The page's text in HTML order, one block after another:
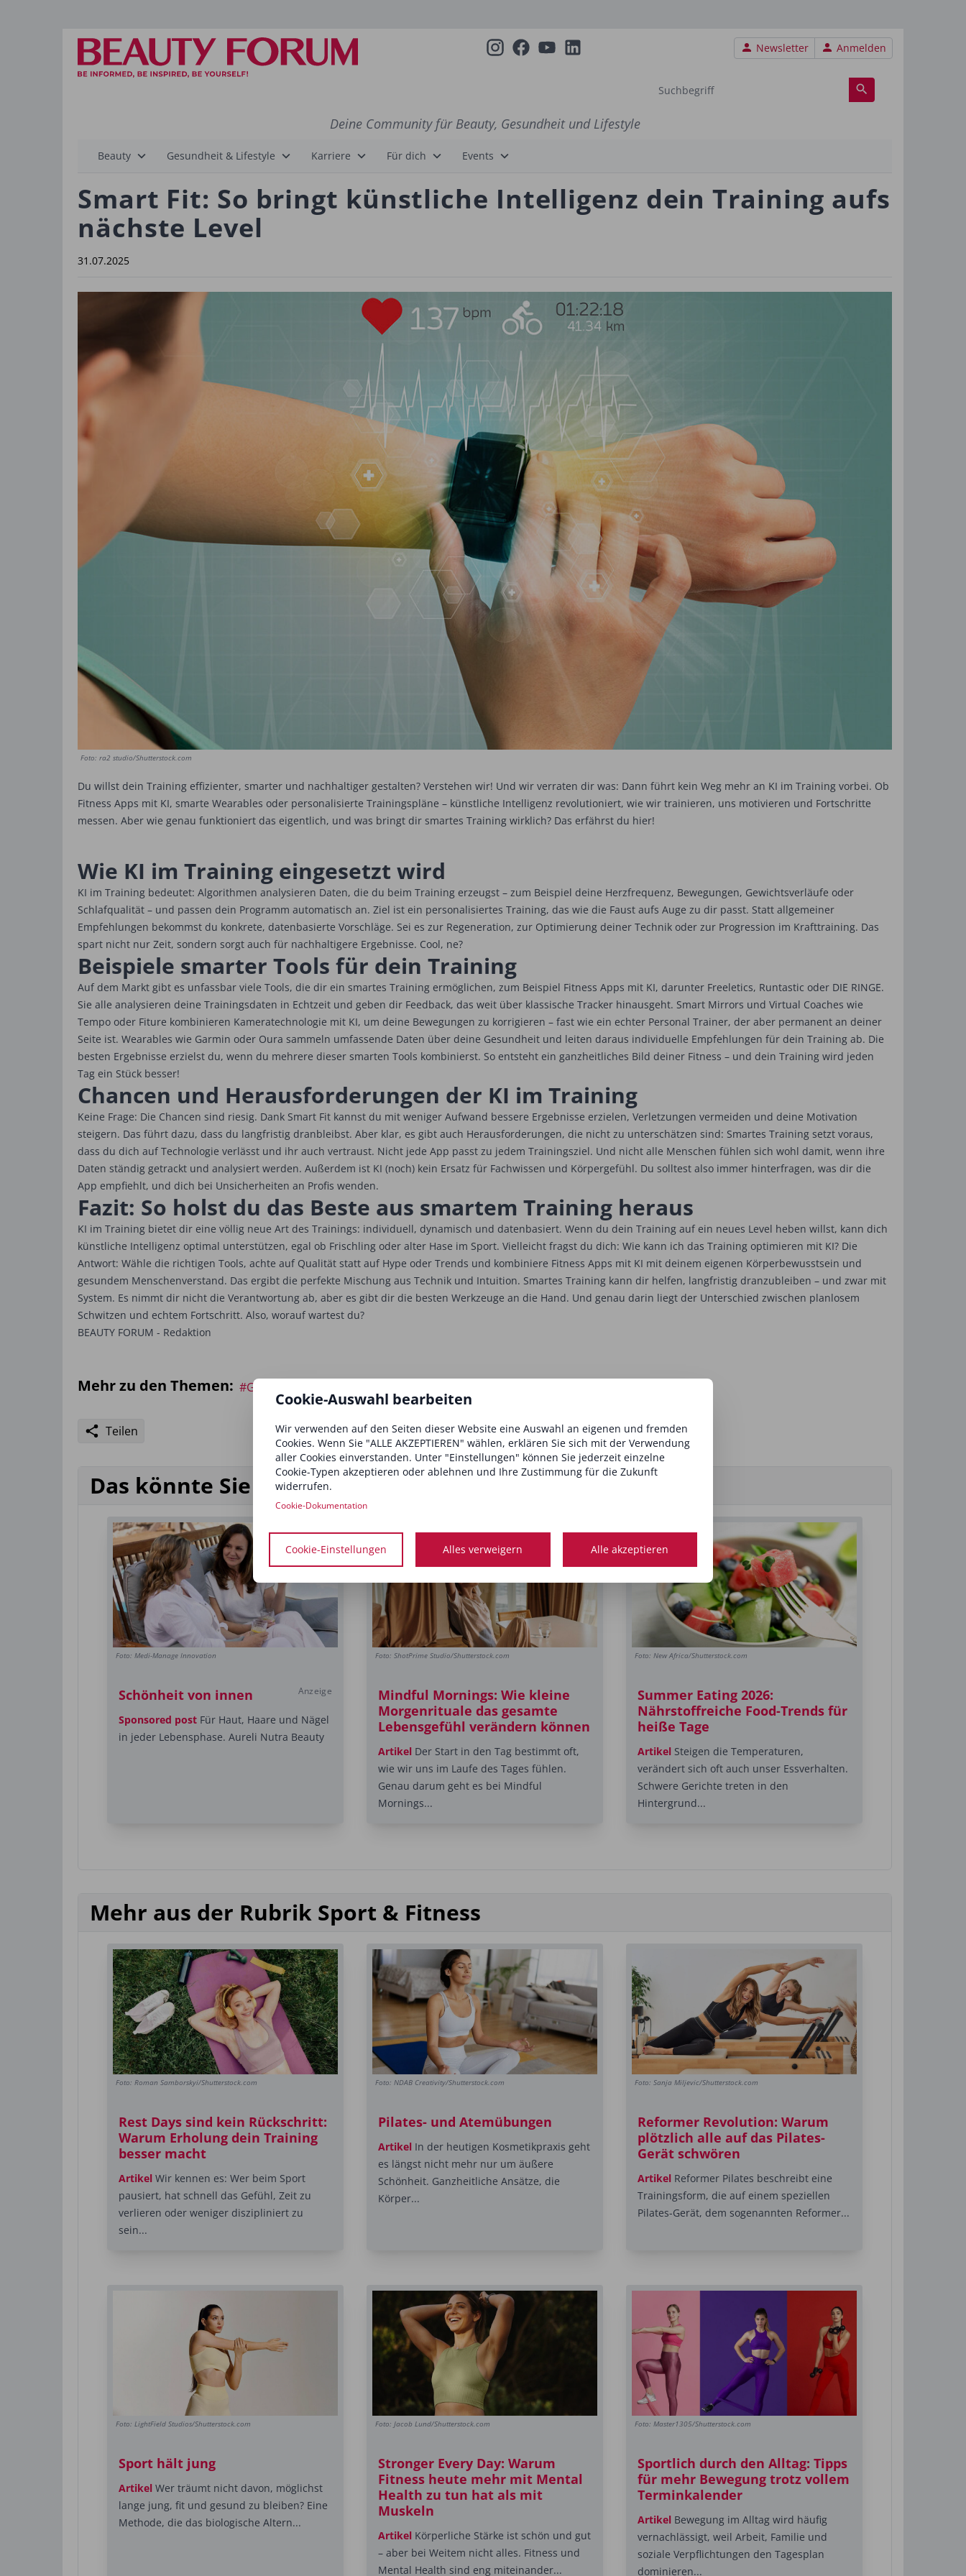
Benutzermenü
Newsletter Anmelden
Deine Community für Beauty, Gesundheit und Lifestyle
Hauptnavigation
Beauty Gesundheit & Lifestyle Karriere Für dich Events
Smart Fit: So bringt künstliche Intelligenz dein Training aufs
nächste Level
31.07.2025
Foto: ra2 studio/Shutterstock.com
Du willst dein Training effizienter, smarter und nachhaltiger gestalten? Verstehen wir! Und wir verraten dir was: Dann führt kein Weg mehr an KI im Training vorbei. Ob
Fitness Apps mit KI, smarte Wearables oder personalisierte Trainingspläne – künstliche Intelligenz revolutioniert, wie wir trainieren, uns motivieren und Fortschritte
messen. Aber wie genau funktioniert das eigentlich, und was bringt dir smartes Training wirklich? Das erfährst du hier!
Wie KI im Training eingesetzt wird
KI im Training bedeutet: Algorithmen analysieren Daten, die du beim Training erzeugst – zum Beispiel deine Herzfrequenz, Bewegungen, Gewichtsverläufe oder
Schlafqualität – und passen dein Programm automatisch an. Ziel ist ein personalisiertes Training, das wie die Faust aufs Auge zu dir passt. Statt allgemeiner
Empfehlungen bekommst du konkrete, datenbasierte Vorschläge. Sei es zur Regeneration, zur Optimierung deiner Technik oder zur Progression im Krafttraining. Das
spart nicht nur Zeit, sondern sorgt auch für nachhaltigere Ergebnisse. Cool, ne?
Beispiele smarter Tools für dein Training
Auf dem Markt gibt es unfassbar viele Tools, die dir ein smartes Training ermöglichen, zum Beispiel Fitness Apps mit KI, darunter Freeletics, Runtastic oder DIE RINGE.
Sie alle analysieren deine Trainingsdaten in Echtzeit und geben dir Feedback, das weit über klassische Tracker hinausgeht. Smart Mirrors und Virtual Coaches wie
Tempo oder Fiture kombinieren Kameratechnologie mit KI, um deine Bewegungen zu korrigieren – fast wie ein echter Personal Trainer, der aber permanent an deiner
Seite ist. Wearables wie Garmin oder Oura sammeln umfassende Daten über deine Gesundheit und leiten daraus individuelle Empfehlungen für dein Training ab. Die
besten Ergebnisse erzielst du, wenn du mehrere dieser smarten Tools kombinierst. So entsteht ein ganzheitliches Bild deiner Fitness – und dein Training wird jeden
Tag ein Stück besser!
Chancen und Herausforderungen der KI im Training
Keine Frage: Die Chancen sind riesig. Dank Smart Fit kannst du mit weniger Aufwand bessere Ergebnisse erzielen, Verletzungen vermeiden und deine Motivation
steigern. Das führt dazu, dass du langfristig dranbleibst. Aber klar, es gibt auch Herausforderungen, die nicht zu unterschätzen sind: Smartes Training setzt voraus,
dass du dich auf Technologie verlässt und ihr auch vertraust. Nicht jede App passt zu jedem Trainingsziel. Und nicht alle Menschen fühlen sich wohl damit, wenn ihre
Daten ständig getrackt und analysiert werden. Außerdem ist KI (noch) kein Ersatz für Fachwissen und Körpergefühl. Du solltest also immer hinterfragen, was dir die
App empfiehlt, und dich bei Unsicherheiten an Profis wenden.
Fazit: So holst du das Beste aus smartem Training heraus
KI im Training bietet dir eine völlig neue Art des Trainings: individuell, dynamisch und datenbasiert. Wenn du dein Training auf ein neues Level heben willst, kann dich
künstliche Intelligenz optimal unterstützen, egal ob Frischling oder alter Hase im Sport. Vielleicht fragst du dich: Wie kann ich das Training optimieren mit KI? Die
Antwort: Wähle die richtigen Tools, achte auf Qualität statt auf Hype oder Trends und kombiniere Fitness Apps mit KI mit deinem eigenen Körperbewusstsein und
gesundem Menschenverstand. Das ergibt die perfekte Mischung aus Technik und Intuition. Smartes Training kann dir helfen, langfristig dranzubleiben – und zwar mit
System. Es nimmt dir nicht die Verantwortung ab, aber es gibt dir die besten Werkzeuge an die Hand. Und genau darin liegt der Unterschied zwischen planlosem
Schwitzen und echtem Fortschritt. Also, worauf wartest du?
BEAUTY FORUM - Redaktion
Mehr zu den Themen: #Gesundheit und Ernährung
Teilen
Das könnte Sie auch interessieren
Foto: Medi-Manage Innovation
Schönheit von innen Anzeige
Sponsored post Für Haut, Haare und Nägel
in jeder Lebensphase. Aureli Nutra Beauty
Foto: ShotPrime Studio/Shutterstock.com
Mindful Mornings: Wie kleine
Morgenrituale das gesamte
Lebensgefühl verändern können
ArtikelDer Start in den Tag bestimmt oft,
wie wir uns im Laufe des Tages fühlen.
Genau darum geht es bei Mindful
Mornings...
Foto: New Africa/Shutterstock.com
Summer Eating 2026:
Nährstoffreiche Food-Trends für
heiße Tage
ArtikelSteigen die Temperaturen,
verändert sich oft auch unser Essverhalten.
Schwere Gerichte treten in den
Hintergrund...
Mehr aus der Rubrik Sport & Fitness
Foto: Roman Samborskyi/Shutterstock.com
Rest Days sind kein Rückschritt:
Warum Erholung dein Training
besser macht
Artikel Wir kennen es: Wer beim Sport
pausiert, hat schnell das Gefühl, Zeit zu
verlieren oder weniger diszipliniert zu
sein...
Foto: NDAB Creativity/Shutterstock.com
Pilates- und Atemübungen
ArtikelIn der heutigen Kosmetikpraxis geht
es längst nicht mehr nur um äußere
Schönheit. Ganzheitliche Ansätze, die
Körper...
Foto: Sanja Miljevic/Shutterstock.com
Reformer Revolution: Warum
plötzlich alle auf das Pilates-
Gerät schwören
ArtikelReformer Pilates beschreibt eine
Trainingsform, die auf einem speziellen
Pilates-Gerät, dem sogenannten Reformer...
Foto: LightField Studios/Shutterstock.com
Sport hält jung
Artikel Wer träumt nicht davon, möglichst
lange jung, fit und gesund zu bleiben? Eine
Methode, die das biologische Altern...
Foto: Jacob Lund/Shutterstock.com
Stronger Every Day: Warum
Fitness heute mehr mit Mental
Health zu tun hat als mit
Muskeln
ArtikelKörperliche Stärke ist schön und gut
– aber bei Weitem nicht alles. Fitness und
Mental Health sind eng miteinander...
Foto: Master1305/Shutterstock.com
Sportlich durch den Alltag: Tipps
für mehr Bewegung trotz vollem
Terminkalender
ArtikelBewegung im Alltag wird häufig
vernachlässigt, weil Arbeit, Familie und
soziale Verpflichtungen den Tagesplan
dominieren...
Cookie-Auswahl bearbeiten
Wir verwenden auf den Seiten dieser Website eine Auswahl an eigenen und fremden
Cookies. Wenn Sie "ALLE AKZEPTIEREN" wählen, erklären Sie sich mit der Verwendung
aller Cookies einverstanden. Unter "Einstellungen" können Sie jederzeit einzelne
Cookie-Typen akzeptieren oder ablehnen und Ihre Zustimmung für die Zukunft
widerrufen.
Cookie-Dokumentation
Cookie-Einstellungen Alles verweigern Alle akzeptieren